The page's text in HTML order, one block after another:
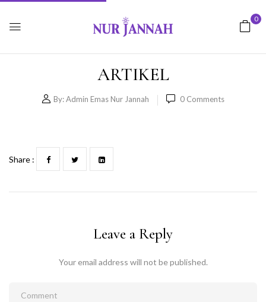
0
ARTIKEL
By:Admin Emas Nur Jannah 0 Comments
Share :
Leave a Reply
Your email address will not be published.